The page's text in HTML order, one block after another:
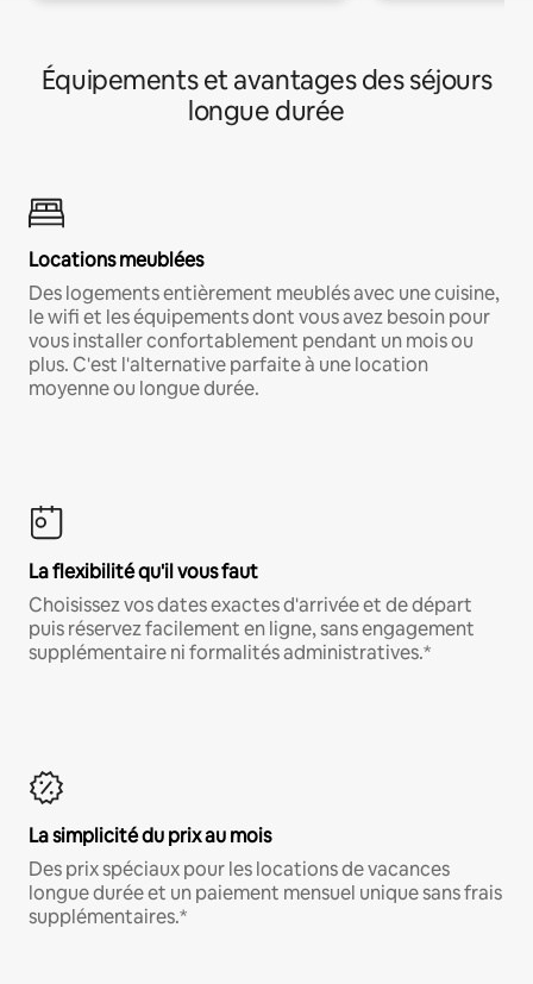
Équipements et avantages des séjours
longue durée
Locations meublées
Des logements entièrement meublés avec une cuisine,
le wifi et les équipements dont vous avez besoin pour
vous installer confortablement pendant un mois ou
plus. C'est l'alternative parfaite à une location
moyenne ou longue durée.
La flexibilité qu'il vous faut
Choisissez vos dates exactes d'arrivée et de départ
puis réservez facilement en ligne, sans engagement
supplémentaire ni formalités administratives.*
La simplicité du prix au mois
Des prix spéciaux pour les locations de vacances
longue durée et un paiement mensuel unique sans frais
supplémentaires.*